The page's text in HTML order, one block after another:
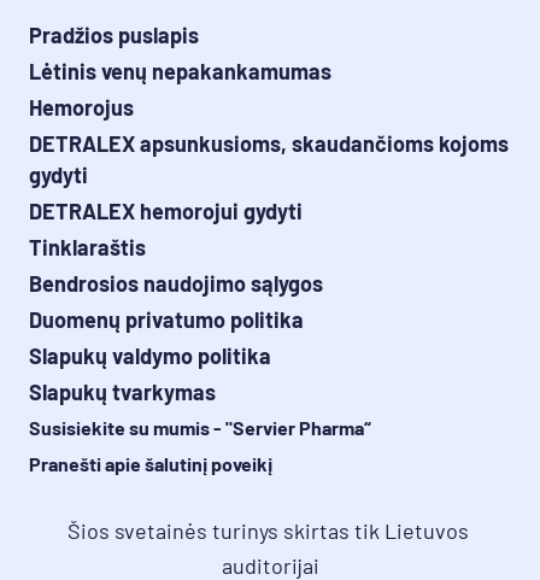
Pradžios puslapis
Lėtinis venų nepakankamumas
Hemorojus
DETRALEX apsunkusioms, skaudančioms kojoms
gydyti
DETRALEX hemorojui gydyti
Tinklaraštis
Bendrosios naudojimo sąlygos
Duomenų privatumo politika
Slapukų valdymo politika
Slapukų tvarkymas
Susisiekite su mumis - "Servier Pharma“
Pranešti apie šalutinį poveikį
Šios svetainės turinys skirtas tik Lietuvos
auditorijai